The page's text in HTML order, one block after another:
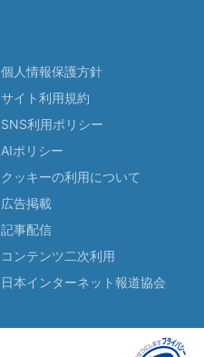
個人情報保護方針
サイト利用規約
SNS利用ポリシー
AIポリシー
クッキーの利用について
広告掲載
記事配信
コンテンツ二次利用
日本インターネット報道協会